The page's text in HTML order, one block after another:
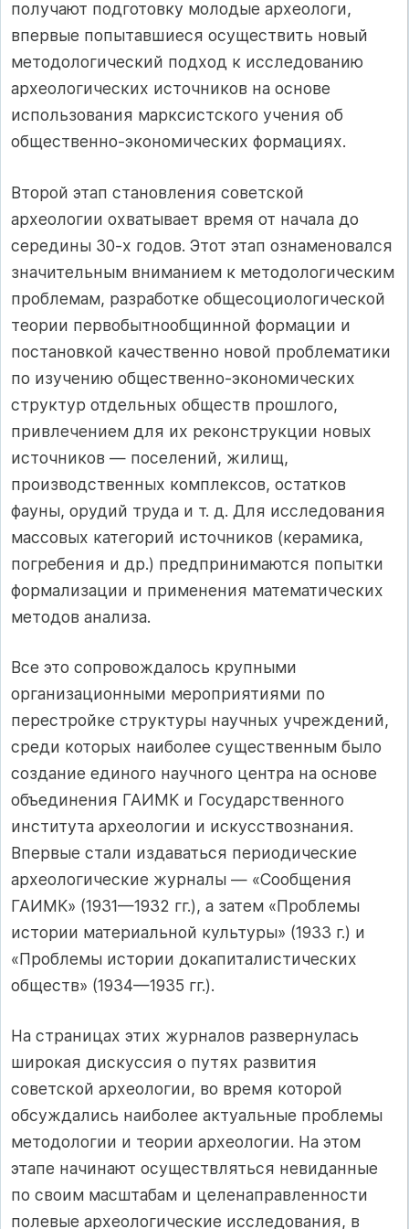
получают подготовку молодые археологи,
впервые попытавшиеся осуществить новый
методологический подход к исследованию
археологических источников на основе
использования марксистского учения об
общественно-экономических формациях.
Второй этап становления советской
археологии охватывает время от начала до
середины 30-х годов. Этот этап ознаменовался
значительным вниманием к методологическим
проблемам, разработке общесоциологической
теории первобытнообщинной формации и
постановкой качественно новой проблематики
по изучению общественно-экономических
структур отдельных обществ прошлого,
привлечением для их реконструкции новых
источников — поселений, жилищ,
производственных комплексов, остатков
фауны, орудий труда и т. д. Для исследования
массовых категорий источников (керамика,
погребения и др.) предпринимаются попытки
формализации и применения математических
методов анализа.
Все это сопровождалось крупными
организационными мероприятиями по
перестройке структуры научных учреждений,
среди которых наиболее существенным было
создание единого научного центра на основе
объединения ГАИМК и Государственного
института археологии и искусствознания.
Впервые стали издаваться периодические
археологические журналы — «Сообщения
ГАИМК» (1931—1932 гг.), а затем «Проблемы
истории материальной культуры» (1933 г.) и
«Проблемы истории докапиталистических
обществ» (1934—1935 гг.).
На страницах этих журналов развернулась
широкая дискуссия о путях развития
советской археологии, во время которой
обсуждались наиболее актуальные проблемы
методологии и теории археологии. На этом
этапе начинают осуществляться невиданные
по своим масштабам и целенаправленности
полевые археологические исследования, в